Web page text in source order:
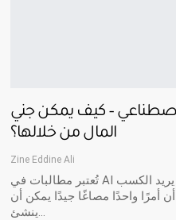
– كيف يمكن جني
المال من خلالها؟
Zine Eddine Ali
تُعتبر مطالبات في AI منجم ذهب حقيقي لأي شخص يريد الكسب
أمرًا واحدًا مصاغًا جيدًا يمكن أن
ينشئ…